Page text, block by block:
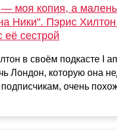
моя копия, а
Ники". Пэрис Хилтон
её сестрой
в своём подкасте I
Лондон, которую она
подписчикам, очень